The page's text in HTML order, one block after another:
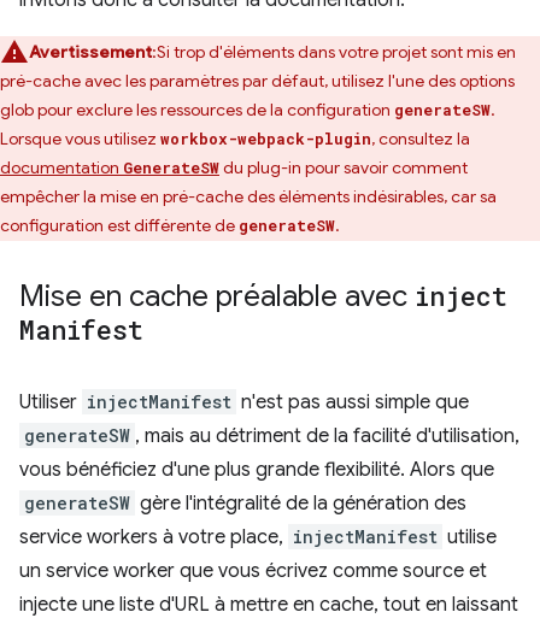
Avertissement:Si trop d'éléments dans votre projet sont mis en
pré-cache avec les paramètres par défaut, utilisez l'une des options
glob pour exclure les ressources de la configuration generateSW.
Lorsque vous utilisez workbox-webpack-plugin, consultez la
documentation GenerateSWdu plug-in pour savoir comment
empêcher la mise en pré-cache des éléments indésirables, car sa
configuration est différente de generateSW.
Mise en cache préalable avec inject
Manifest
Utiliser injectManifest n'est pas aussi simple que
generateSW , mais au détriment de la facilité d'utilisation,
vous bénéficiez d'une plus grande flexibilité. Alors que
generateSW gère l'intégralité de la génération des
service workers à votre place, injectManifest utilise
un service worker que vous écrivez comme source et
injecte une liste d'URL à mettre en cache, tout en laissant